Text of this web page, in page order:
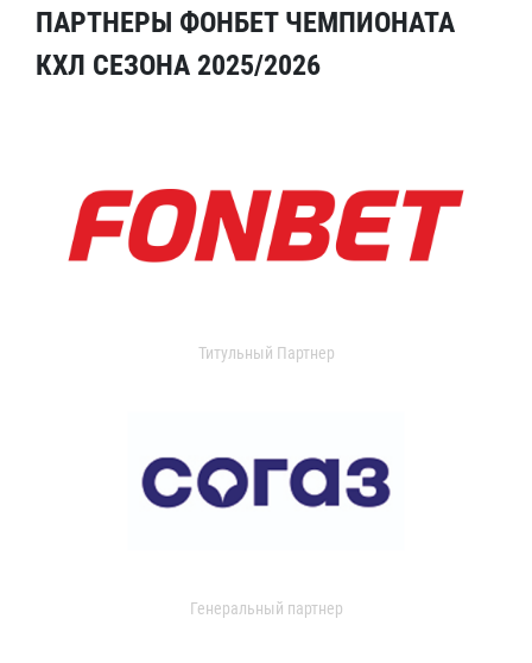
ПАРТНЕРЫ ФОНБЕТ ЧЕМПИОНАТА
КХЛ СЕЗОНА 2025/2026
Титульный Партнер
Генеральный партнер